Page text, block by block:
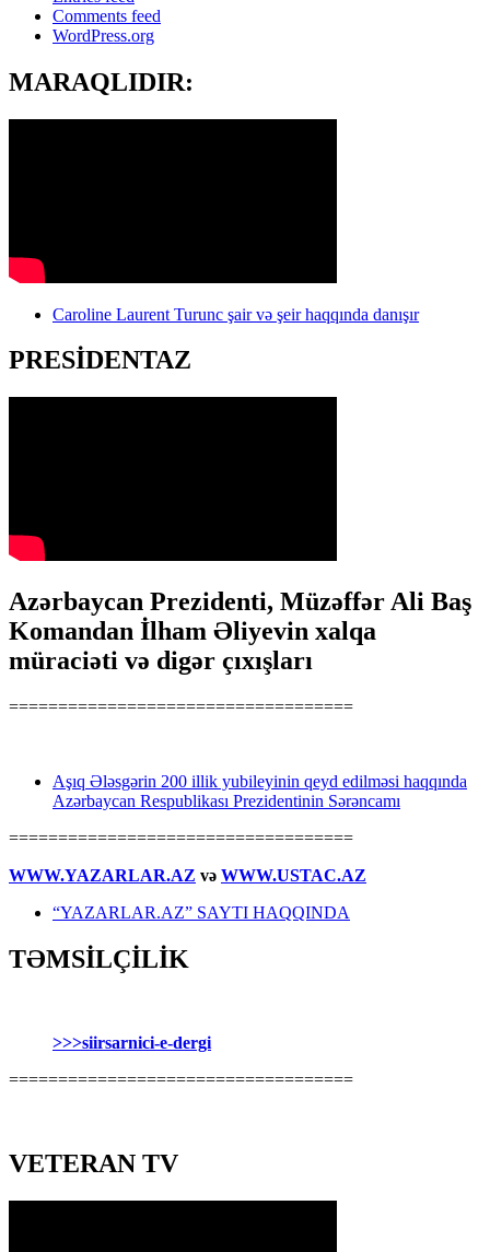
Comments feed
WordPress.org
MARAQLIDIR:
Caroline Laurent Turunc şair və şeir haqqında danışır
PRESİDENTAZ
Azərbaycan Prezidenti, Müzəffər Ali Baş
Komandan İlham Əliyevin xalqa
müraciəti və digər çıxışları
===================================
Aşıq Ələsgərin 200 illik yubileyinin qeyd edilməsi haqqında
Azərbaycan Respublikası Prezidentinin Sərəncamı
===================================
WWW.YAZARLAR.AZ və WWW.USTAC.AZ
“YAZARLAR.AZ” SAYTI HAQQINDA
TƏMSİLÇİLİK
>>>siirsarnici-e-dergi
===================================
VETERAN TV